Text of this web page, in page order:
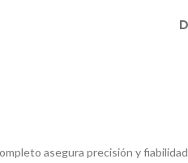
asegura precisión y